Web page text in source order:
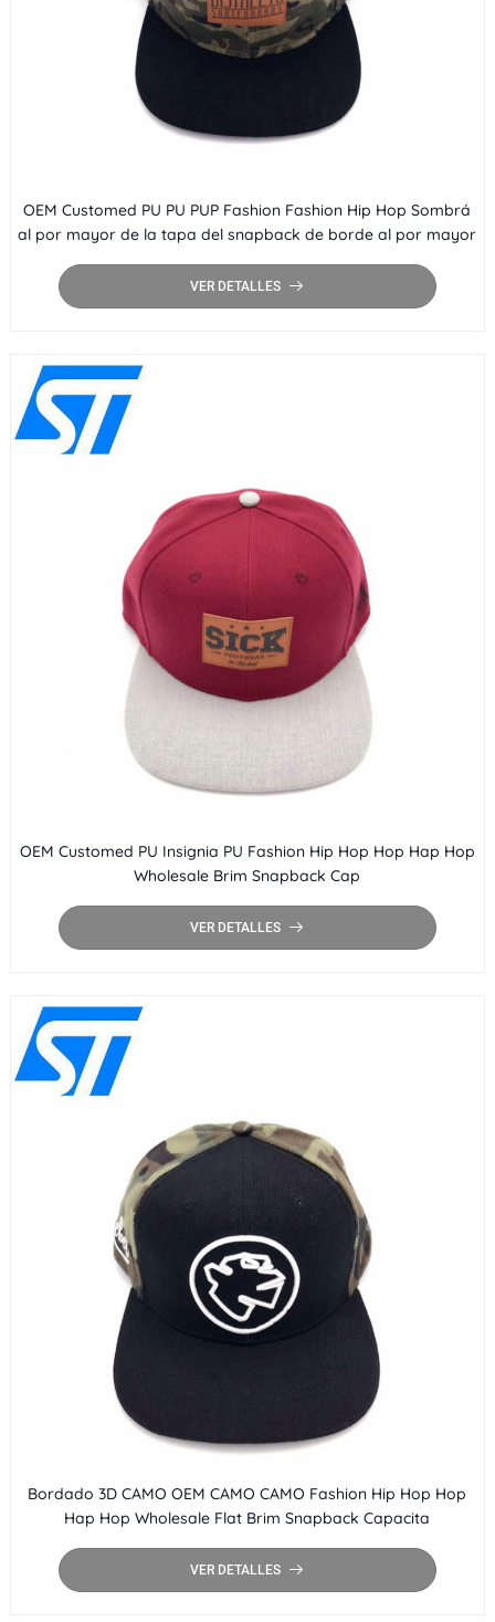
OEM Customed PU PU PUP Fashion Fashion Hip Hop Sombrá
al por mayor de la tapa del snapback de borde al por mayor
VER DETALLES
OEM Customed PU Insignia PU Fashion Hip Hop Hop Hap Hop
Wholesale Brim Snapback Cap
VER DETALLES
Bordado 3D CAMO OEM CAMO CAMO Fashion Hip Hop Hop
Hap Hop Wholesale Flat Brim Snapback Capacita
VER DETALLES